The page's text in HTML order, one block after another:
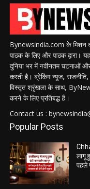
Bynewsindia.com के मिशन को
पाठक के लिए और पाठक द्वारा।
दुनिया भर में नवीनतम घटनाओं
करती है। ब्रेकिंग न्यूज,
विस्तृत श्रृंखला के साथ,
करने के लिए प्रतिबद्ध है।
Contact us :
Popular Posts
लागू
पहले